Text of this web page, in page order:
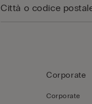
Corporate
Corporate